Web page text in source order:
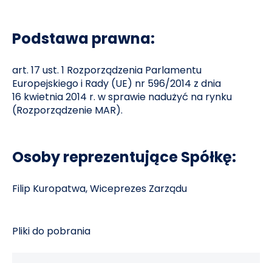
Podstawa prawna:
art. 17 ust. 1 Rozporządzenia Parlamentu
Europejskiego i Rady (UE) nr 596/2014 z dnia
16 kwietnia 2014 r. w sprawie nadużyć na rynku
(Rozporządzenie MAR).
Osoby reprezentujące Spółkę:
Filip Kuropatwa, Wiceprezes Zarządu
Pliki do pobrania